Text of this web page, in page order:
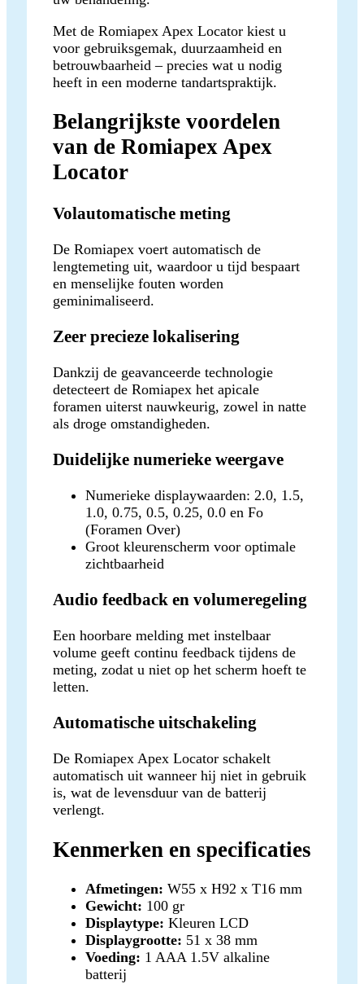
Met de Romiapex Apex Locator kiest u
voor gebruiksgemak, duurzaamheid en
betrouwbaarheid – precies wat u nodig
heeft in een moderne tandartspraktijk.
Belangrijkste voordelen
van de Romiapex Apex
Locator
Volautomatische meting
De Romiapex voert automatisch de
lengtemeting uit, waardoor u tijd bespaart
en menselijke fouten worden
geminimaliseerd.
Zeer precieze lokalisering
Dankzij de geavanceerde technologie
detecteert de Romiapex het apicale
foramen uiterst nauwkeurig, zowel in natte
als droge omstandigheden.
Duidelijke numerieke weergave
Numerieke displaywaarden: 2.0, 1.5,
1.0, 0.75, 0.5, 0.25, 0.0 en Fo
(Foramen Over)
Groot kleurenscherm voor optimale
zichtbaarheid
Audio feedback en volumeregeling
Een hoorbare melding met instelbaar
volume geeft continu feedback tijdens de
meting, zodat u niet op het scherm hoeft te
letten.
Automatische uitschakeling
De Romiapex Apex Locator schakelt
automatisch uit wanneer hij niet in gebruik
is, wat de levensduur van de batterij
verlengt.
Kenmerken en specificaties
Afmetingen: W55 x H92 x T16 mm
Gewicht: 100 gr
Displaytype: Kleuren LCD
Displaygrootte: 51 x 38 mm
Voeding: 1 AAA 1.5V alkaline
batterij